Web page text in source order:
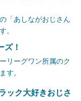
「あしながおじさん
。
ズ！
リーグワン所属のク
す。
ック大好きおじさ